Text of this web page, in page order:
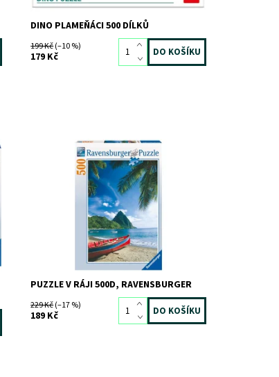
DINO PLAMEŇÁCI 500 DÍLKŮ
199 Kč(–10 %)
179 Kč
Dostupnost: Skladem1 ks
587
RAVENSBURGER
PUZZLE V RÁJI 500D, RAVENSBURGER
229 Kč(–17 %)
189 Kč